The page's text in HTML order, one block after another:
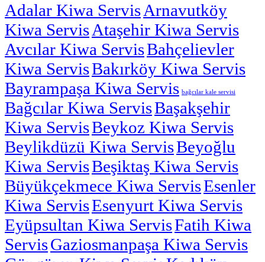
Adalar Kiwa ServisArnavutköy
Kiwa ServisAtaşehir Kiwa Servis
Avcılar Kiwa ServisBahçelievler
Kiwa ServisBakırköy Kiwa Servis
Bayrampaşa Kiwa Servis bağcılar kale servisi
Bağcılar Kiwa ServisBaşakşehir
Kiwa ServisBeykoz Kiwa Servis
Beylikdüzü Kiwa ServisBeyoğlu
Kiwa ServisBeşiktaş Kiwa Servis
Büyükçekmece Kiwa ServisEsenler
Kiwa ServisEsenyurt Kiwa Servis
Eyüpsultan Kiwa ServisFatih Kiwa
ServisGaziosmanpaşa Kiwa Servis